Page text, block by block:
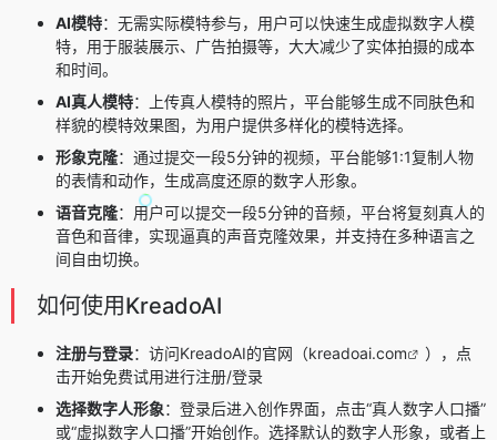
AI模特：无需实际模特参与，用户可以快速生成虚拟数字人模
特，用于服装展示、广告拍摄等，大大减少了实体拍摄的成本
和时间。
AI真人模特：上传真人模特的照片，平台能够生成不同肤色和
样貌的模特效果图，为用户提供多样化的模特选择。
形象克隆：通过提交一段5分钟的视频，平台能够1:1复制人物
的表情和动作，生成高度还原的数字人形象。
语音克隆：用户可以提交一段5分钟的音频，平台将复刻真人的
音色和音律，实现逼真的声音克隆效果，并支持在多种语言之
间自由切换。
如何使用KreadoAI
注册与登录：访问KreadoAI的官网（kreadoai.com
），点
击开始免费试用进行注册/登录
选择数字人形象：登录后进入创作界面，点击“真人数字人口播”
或“虚拟数字人口播”开始创作。选择默认的数字人形象，或者上